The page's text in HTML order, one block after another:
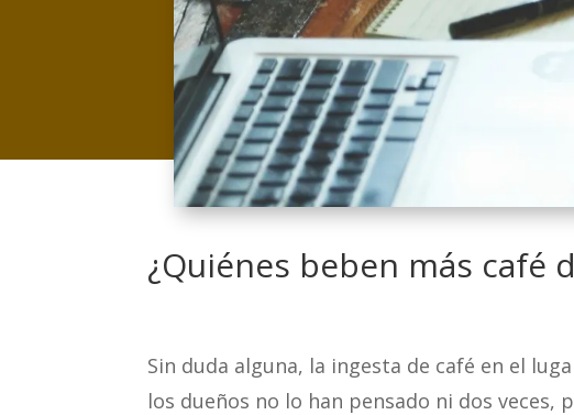
¿Quiénes beben más café
Sin duda alguna, la ingesta de café en el
los dueños no lo han pensado ni dos